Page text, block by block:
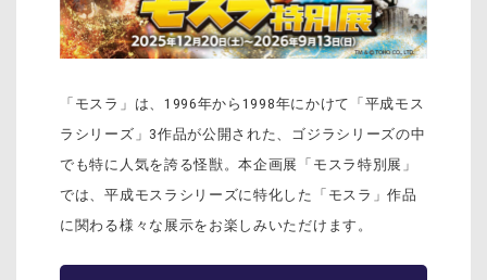
「モスラ」は、1996年から1998年にかけて「平成モス
ラシリーズ」3作品が公開された、ゴジラシリーズの中
でも特に人気を誇る怪獣。本企画展「モスラ特別展」
では、平成モスラシリーズに特化した「モスラ」作品
に関わる様々な展示をお楽しみいただけます。